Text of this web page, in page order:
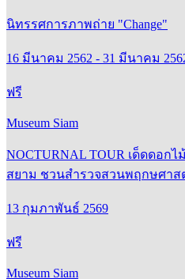
นิทรรศการภาพถ่าย "Change"
16 มีนาคม 2562 - 31 มีนาคม
ฟรี
Museum Siam
NOCTURNAL TOUR เด็ดดอก
สยาม ชวนสำรวจสวนพฤกษศา
13 กุมภาพันธ์ 2569
ฟรี
Museum Siam